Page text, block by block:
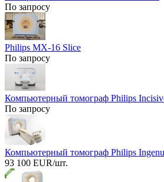
По запросу
Philips MX-16 Slice
По запросу
Компьютерный томограф Philips
По запросу
Компьютерный томограф Philips
93 100 EUR/шт.